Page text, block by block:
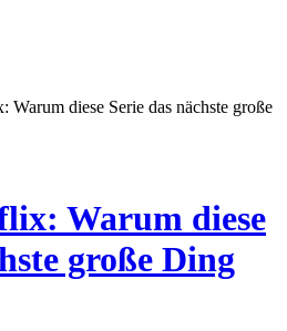
Warum diese Serie das nächste große
Warum diese
große Ding